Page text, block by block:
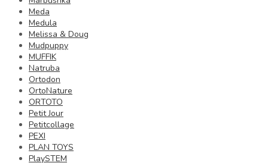
Meda
Medula
Melissa & Doug
Mudpuppy
MUFFIK
Natruba
Ortodon
OrtoNature
ORTOTO
Petit Jour
Petitcollage
PEXI
PLAN TOYS
PlaySTEM